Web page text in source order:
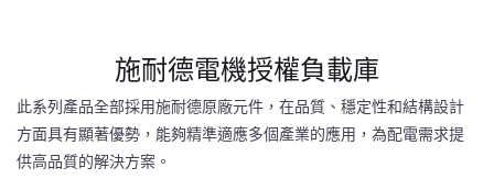
施耐德電機授權負載庫
此系列產品全部採用施耐德原廠元件，在品質、穩定性和結構設計
方面具有顯著優勢，能夠精準適應多個產業的應用，為配電需求提
供高品質的解決方案。